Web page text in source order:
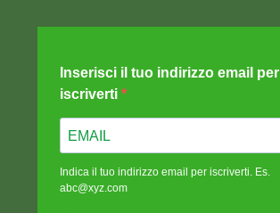
Inserisci il tuo indirizzo email per
iscriverti
Indica il tuo indirizzo email per iscriverti. Es.
abc@xyz.com